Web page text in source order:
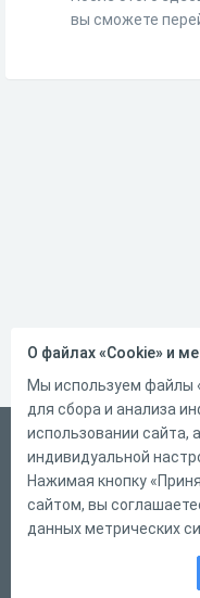
вы сможете
Русский
Справка
Форма обратной
О файлах «Cookie» и
Мы используем файлы
для сбора и анализа
использовании сайта,
индивидуальной
Нажимая кнопку
сайтом, вы
данных метрических